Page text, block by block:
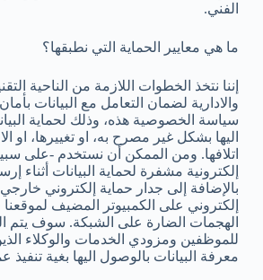
الفني.
ما هي معايير الحماية التي نطبقها؟
إننا نتخذ الخطوات اللازمة من الناحية
والادارية لضمان التعامل مع البيانات
سياسة الخصوصية هذه، وذلك لحماية
اليها بشكل غير مصرح به، او تغييرها، او
اتلافها. ومن الممكن أن نستخدم -على
إلكترونية مشفرة لحماية البيانات أثناء
بالإضافة إلى جدار حماية إلكتروني
إلكتروني على الكمبيوتر المضيف
الهجمات الضارة على الشبكة. سوف يتم
للموظفين ومزودي الخدمات والوكلاء
معرفة البيانات بالوصول اليها بغية تنفيذ